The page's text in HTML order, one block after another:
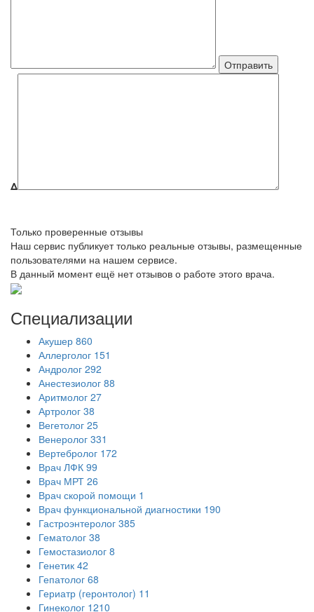
Δ
Только проверенные отзывы
Наш сервис публикует только реальные отзывы, размещенные
пользователями на нашем сервисе.
В данный момент ещё нет отзывов о работе этого врача.
Специализации
Акушер 860
Аллерголог 151
Андролог 292
Анестезиолог 88
Аритмолог 27
Артролог 38
Вегетолог 25
Венеролог 331
Вертебролог 172
Врач ЛФК 99
Врач МРТ 26
Врач скорой помощи 1
Врач функциональной диагностики 190
Гастроэнтеролог 385
Гематолог 38
Гемостазиолог 8
Генетик 42
Гепатолог 68
Гериатр (геронтолог) 11
Гинеколог 1210